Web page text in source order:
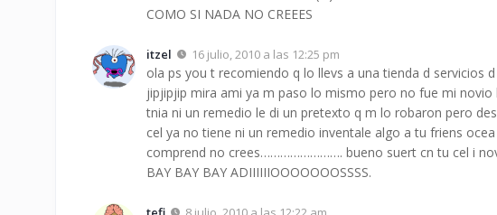
COMO SI NADA NO CREEES
itzel 16 julio, 2010 a las 12:25 pm
ola ps you t recomiendo q lo llevs a una tienda d servicios
jipjipjip mira ami ya m paso lo mismo pero no fue mi
tnia ni un remedio le di un pretexto q m lo robaron pero
cel ya no tiene ni un remedio inventale algo a tu friens
comprend no crees……………………. bueno suert cn tu cel i
BAY BAY BAY ADIIIIIIOOOOOOOSSSS.